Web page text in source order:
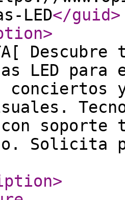
LED</guid>
>
LED para
y
soporte
Solicita
>